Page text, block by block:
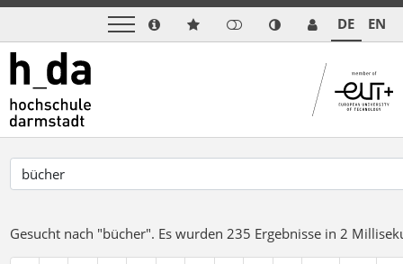
DE EN
Gesucht nach "bücher". Es wurden 235 Ergebnisse in 2